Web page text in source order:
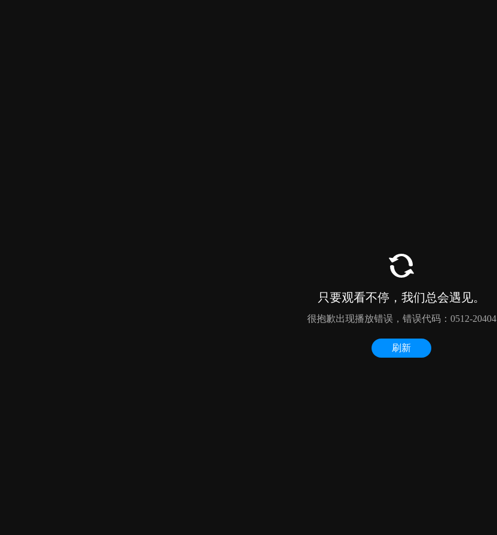
只要观看不停，我们总会遇见。
很抱歉出现播放错误，错误代码：0512-20404
刷新